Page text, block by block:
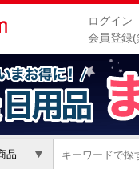
ログイン
会員登録
品